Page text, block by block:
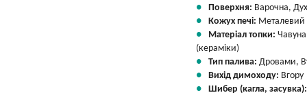
Поверхня: Варочна,
Кожух печі: Металевий
Матеріал топки:
(кераміки)
Тип палива: Дровами,
Вихід димоходу: Вгору
Шибер (кагла,